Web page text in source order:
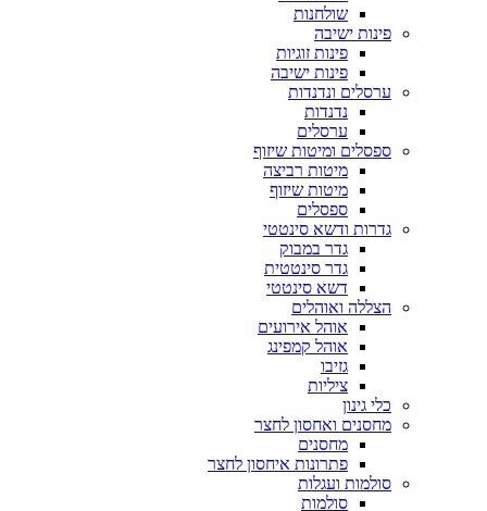
שולחנות
פינות ישיבה
פינות זוגיות
פינות ישיבה
ערסלים ונדנדות
נדנדות
ערסלים
ספסלים ומיטות שיזוף
מיטות רביצה
מיטות שיזוף
ספסלים
גדרות ודשא סינטטי
גדר במבוק
גדר סינטטית
דשא סינטטי
הצללה ואוהלים
אוהל אירועים
אוהל קמפינג
גזיבו
ציליות
כלי גינון
מחסנים ואחסון לחצר
מחסנים
פתרונות איחסון לחצר
סולמות ועגלות
סולמות